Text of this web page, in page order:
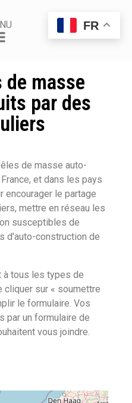
de masse
par des
de masse auto-
et dans les pays
encourager le partage
mettre en réseau les
susceptibles de
d’auto-construction de
à tous les types de
sur « soumettre
le formulaire. Vos
par un formulaire de
vous joindre.
FR